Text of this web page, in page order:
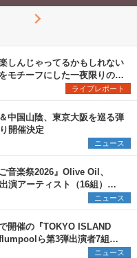
しんじゃってるかもしれない
モチーフにした一夜限りのス
』レポート
ライブレポート
中国山陰、東京大阪を巡る弾
開催決定
ニュース
音楽祭2026』Olive Oil、
演アーティスト（16組）を
ニュース
開催の『TOKYO ISLAND
ら第3弾出演者7組を
・アート出展者を募集ニュース